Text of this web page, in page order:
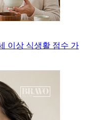
이상 식생활 점수 가